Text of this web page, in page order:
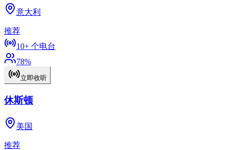
意大利
推荐
10+ 个电台
78%
立即收听
休斯顿
美国
推荐